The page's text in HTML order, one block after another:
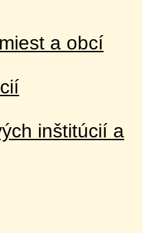
a obcí
inštitúcií a